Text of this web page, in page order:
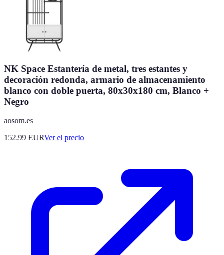
NK Space Estantería de metal, tres estantes y
decoración redonda, armario de almacenamiento
blanco con doble puerta, 80x30x180 cm, Blanco +
Negro
aosom.es
152.99 EURVer el precio